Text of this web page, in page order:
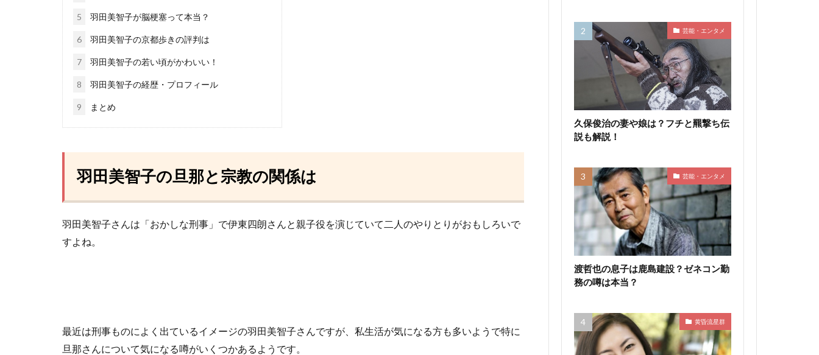
5 羽田美智子が脳梗塞って本当？
6 羽田美智子の京都歩きの評判は
7 羽田美智子の若い頃がかわいい！
8 羽田美智子の経歴・プロフィール
9 まとめ
羽田美智子の旦那と宗教の関係は
羽田美智子さんは「おかしな刑事」で伊東四朗さんと親子役を演じていて二人のやりとりがおもしろいで
すよね。
最近は刑事ものによく出ているイメージの羽田美智子さんですが、私生活が気になる方も多いようで特に
旦那さんについて気になる噂がいくつかあるようです。
芸能・エンタメ
久保俊治の妻や娘は？フチと羆撃ち伝
説も解説！
芸能・エンタメ
渡哲也の息子は鹿島建設？ゼネコン勤
務の噂は本当？
黄昏流星群